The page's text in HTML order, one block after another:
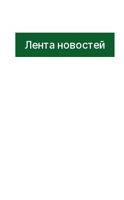
Лента новостей